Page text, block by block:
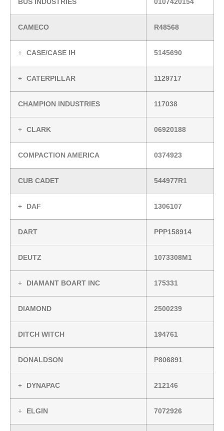
BUS INDUSTRIES 0107420154
CAMECO R48568
CASE/CASE IH 5145690
CATERPILLAR 1129717
CHAMPION INDUSTRIES 117038
CLARK 06920188
COMPACTION AMERICA 0374923
CUB CADET 544977R1
DAF 1306107
DART PPP158914
DEUTZ 1073308M1
DIAMANT BOART INC 175331
DIAMOND 2500239
DITCH WITCH 194761
DONALDSON P806891
DYNAPAC 212146
ELGIN 7072926